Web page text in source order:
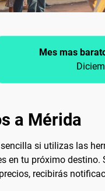
Mes mas
a Mérida
si utilizas las
en tu próximo
recibirás